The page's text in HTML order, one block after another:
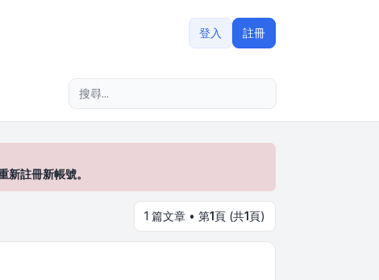
登入 註冊
註冊新帳號。
1 篇文章 • 第1頁 (共1頁)